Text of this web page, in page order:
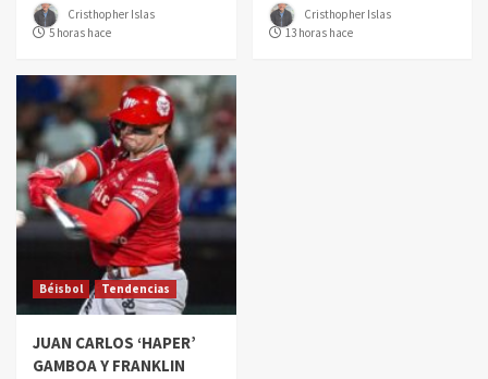
Cristhopher Islas
5 horas hace
Cristhopher Islas
13 horas hace
Béisbol Tendencias
JUAN CARLOS ‘HAPER’
GAMBOA Y FRANKLIN